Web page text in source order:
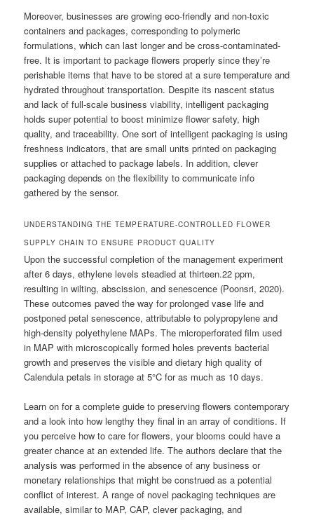
Moreover, businesses are growing eco-friendly and non-toxic
containers and packages, corresponding to polymeric
formulations, which can last longer and be cross-contaminated-
free. It is important to package flowers properly since they’re
perishable items that have to be stored at a sure temperature and
hydrated throughout transportation. Despite its nascent status
and lack of full-scale business viability, intelligent packaging
holds super potential to boost minimize flower safety, high
quality, and traceability. One sort of intelligent packaging is using
freshness indicators, that are small units printed on packaging
supplies or attached to package labels. In addition, clever
packaging depends on the flexibility to communicate info
gathered by the sensor.
UNDERSTANDING THE TEMPERATURE-CONTROLLED FLOWER
SUPPLY CHAIN TO ENSURE PRODUCT QUALITY
Upon the successful completion of the management experiment
after 6 days, ethylene levels steadied at thirteen.22 ppm,
resulting in wilting, abscission, and senescence (Poonsri, 2020).
These outcomes paved the way for prolonged vase life and
postponed petal senescence, attributable to polypropylene and
high-density polyethylene MAPs. The microperforated film used
in MAP with microscopically formed holes prevents bacterial
growth and preserves the visible and dietary high quality of
Calendula petals in storage at 5°C for as much as 10 days.
Learn on for a complete guide to preserving flowers contemporary
and a look into how lengthy they final in an array of conditions. If
you perceive how to care for flowers, your blooms could have a
greater chance at an extended life. The authors declare that the
analysis was performed in the absence of any business or
monetary relationships that might be construed as a potential
conflict of interest. A range of novel packaging techniques are
available, similar to MAP, CAP, clever packaging, and